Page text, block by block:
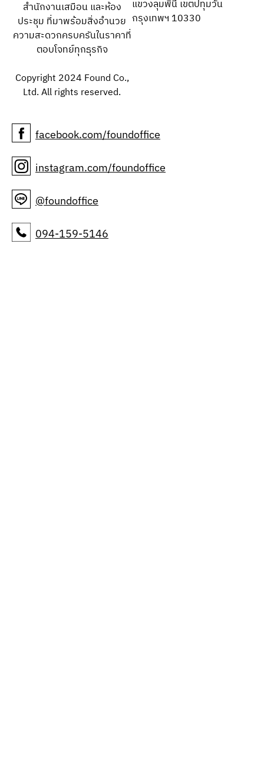
สำนักงานเสมือน และห้อง
ประชุม ที่มาพร้อมสิ่งอำนวย
ความสะดวกครบครันในราคาที่
ตอบโจทย์ทุกธุรกิจ
Copyright 2024 Found Co.,
Ltd. All rights reserved.
แขวงลุมพินี เขตปทุมวัน
กรุงเทพฯ 10330
facebook.com/foundoffice
instagram.com/foundoffice
@foundoffice
094-159-5146